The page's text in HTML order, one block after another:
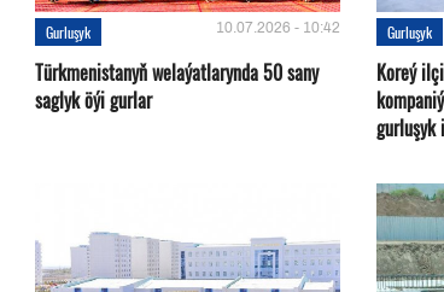
Gurluşyk 10.07.2026 - 10:42
Türkmenistanyň welaýatlarynda 50 sany
saglyk öýi gurlar
Gurluşyk
Koreý
gurluşyk